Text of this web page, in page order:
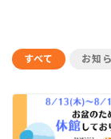
すべて お知